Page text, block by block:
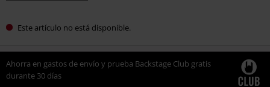
Este artículo no está disponible.
Ahorra en gastos de envío y prueba Backstage Club gratis
durante 30 días